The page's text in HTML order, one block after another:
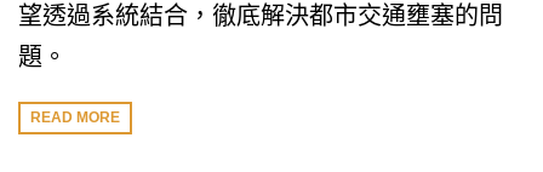
望透過系統結合，徹底解決都市交通壅塞的問
題。
READ MORE